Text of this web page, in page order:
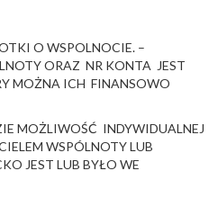
O WSPOLNOCIE. –
ORAZ NR KONTA JEST
MOŻNA ICH FINANSOWO
MOŻLIWOŚĆ INDYWIDUALNEJ
WSPÓLNOTY LUB
JEST LUB BYŁO WE